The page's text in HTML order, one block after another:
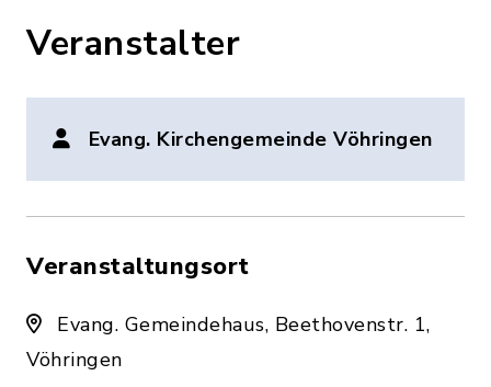
Veranstalter
Evang. Kirchengemeinde Vöhringen
Veranstaltungsort
Evang. Gemeindehaus, Beethovenstr. 1,
Vöhringen